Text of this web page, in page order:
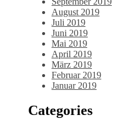
August 2019
Juli 2019
Juni 2019
Mai 2019
April 2019
März 2019
Februar 2019
Januar 2019
Categories